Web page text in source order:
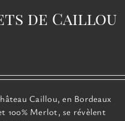
peuvent
la
du
produit
de Caillou
Caillou, en Bordeaux
100% Merlot, se révèlent